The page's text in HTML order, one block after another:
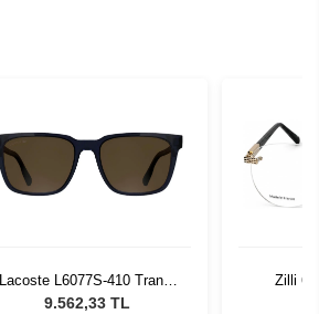
Lacoste L6077S-410 Trans.
Blue Erkek Güneş Gözlüğü
9.562,33 TL
Zilli